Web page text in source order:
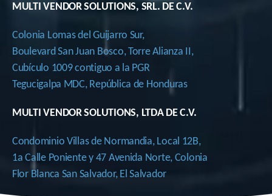
MULTI VENDOR SOLUTIONS, SRL. DE C.V.
Colonia Lomas del Guijarro Sur,
Boulevard San Juan Bosco, Torre Alianza II,
Cubículo 1009 contiguo a la PGR
Tegucigalpa MDC, República de Honduras
MULTI VENDOR SOLUTIONS, LTDA DE C.V.
Condominio Villas de Normandia, Local 12B,
1a Calle Poniente y 47 Avenida Norte, Colonia
Flor Blanca San Salvador, El Salvador